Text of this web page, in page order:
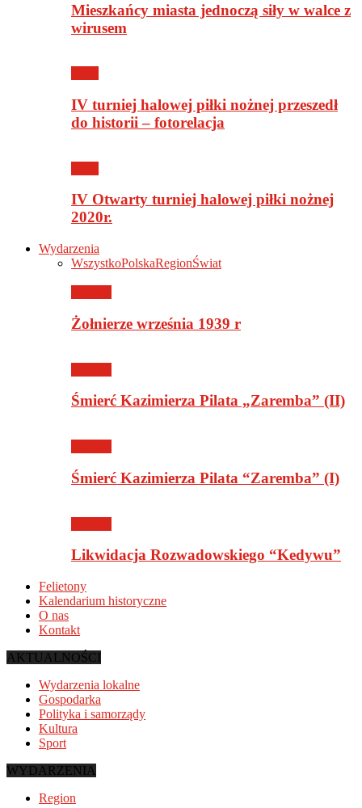
Mieszkańcy miasta jednoczą siły w walce z
wirusem
IV turniej halowej piłki nożnej przeszedł
do historii – fotorelacja
IV Otwarty turniej halowej piłki nożnej
2020r.
Wydarzenia
WszystkoPolskaRegionŚwiat
Żołnierze września 1939 r
Śmierć Kazimierza Pilata „Zaremba” (II)
Śmierć Kazimierza Pilata “Zaremba” (I)
Likwidacja Rozwadowskiego “Kedywu”
Felietony
Kalendarium historyczne
O nas
Kontakt
AKTUALNOŚCI
Wydarzenia lokalne
Gospodarka
Polityka i samorządy
Kultura
Sport
WYDARZENIA
Region